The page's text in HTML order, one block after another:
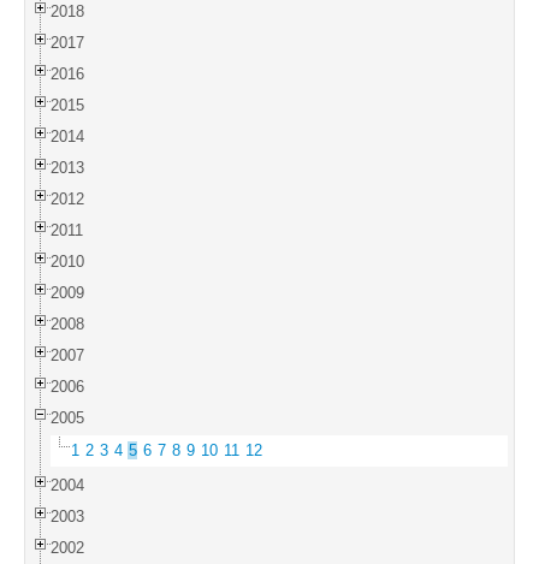
2018
2017
2016
2015
2014
2013
2012
2011
2010
2009
2008
2007
2006
2005
1 2 3 4 5 6 7 8 9 10 11 12
2004
2003
2002